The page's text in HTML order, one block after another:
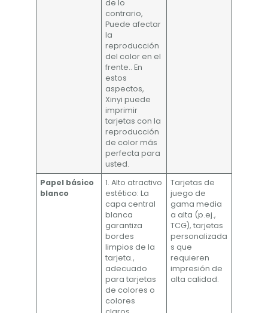
de lo
contrario,
Puede afectar
la
reproducción
del color en el
frente.. En
estos
aspectos,
Xinyi puede
imprimir
tarjetas con la
reproducción
de color más
perfecta para
usted.
Papel básico
blanco
1. Alto atractivo
estético: La
capa central
blanca
garantiza
bordes
limpios de la
tarjeta.,
adecuado
para tarjetas
de colores o
colores
Tarjetas de
juego de
gama media
a alta (p.ej.,
TCG), tarjetas
personalizada
s que
requieren
impresión de
alta calidad.